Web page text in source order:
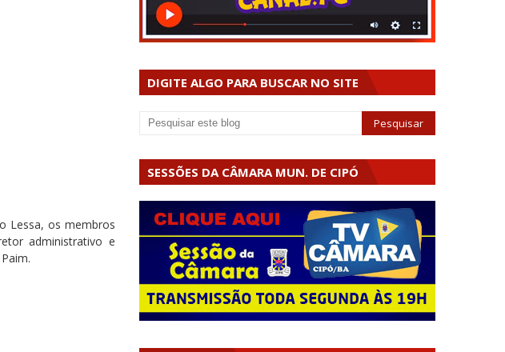
Lessa, os membros
administrativo e
DIGITE ALGO PARA BUSCAR NO SITE
SESSÕES DA CÂMARA MUN. DE CIPÓ